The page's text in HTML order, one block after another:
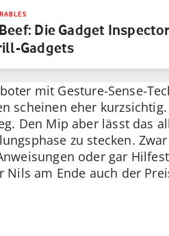
Die Gadget
Gadgets
mit Gesture-Sense-
scheinen eher
Den Mip aber lässt das
zu stecken.
oder gar
am Ende auch der